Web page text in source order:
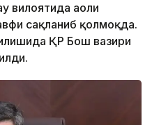
вилоятида аҳоли
сақланиб қолмоқда.
ҚР Бош вазири